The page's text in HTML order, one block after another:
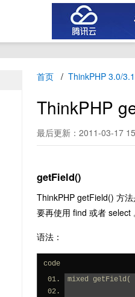
首页 ThinkPHP 3.0/
ThinkPHP
最后更新：2011-03-17
getField()
ThinkPHP getField() 方
要再使用 find 或者 select
语法：
code
mixed